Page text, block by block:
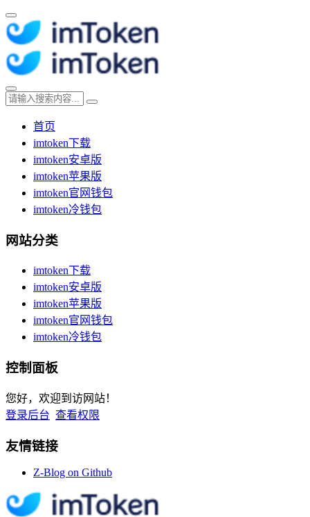
首页
imtoken下载
imtoken安卓版
imtoken苹果版
imtoken官网钱包
imtoken冷钱包
网站分类
imtoken下载
imtoken安卓版
imtoken苹果版
imtoken官网钱包
imtoken冷钱包
控制面板
您好，欢迎到访网站！
登录后台 查看权限
友情链接
Z-Blog on Github